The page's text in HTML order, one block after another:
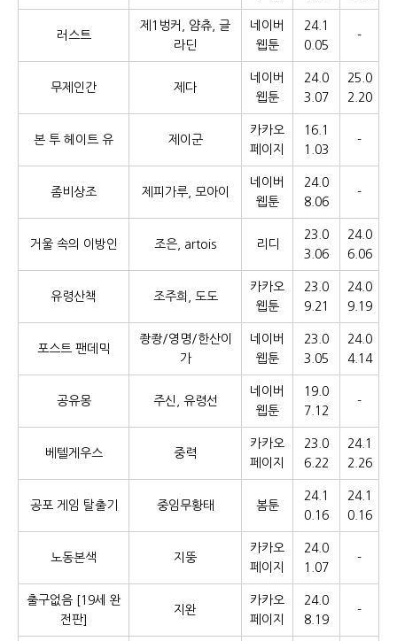
러스트
제1벙커, 얌츄, 글
라딘
네이버
웹툰
24.1
0.05
-
무제인간 제다
네이버
웹툰
24.0
3.07
25.0
2.20
본 투 헤이트 유 제이군
카카오
페이지
16.1
1.03
-
좀비상조 제피가루, 모아이
네이버
웹툰
24.0
8.06
-
거울 속의 이방인 조은, artois 리디
23.0
3.06
24.0
6.06
유령산책 조주희, 도도
카카오
웹툰
23.0
9.21
24.0
9.19
포스트 팬데믹
좡좡/영명/한산이
가
네이버
웹툰
23.0
3.05
24.0
4.14
공유몽 주신, 유령선
네이버
웹툰
19.0
7.12
-
베텔게우스 중력
카카오
페이지
23.0
6.22
24.1
2.26
공포 게임 탈출기 중임무황태 봄툰
24.1
0.16
24.1
0.16
노동본색 지뚱
카카오
페이지
24.0
1.07
-
출구없음 [19세 완
전판]
지완
카카오
페이지
24.0
8.19
-